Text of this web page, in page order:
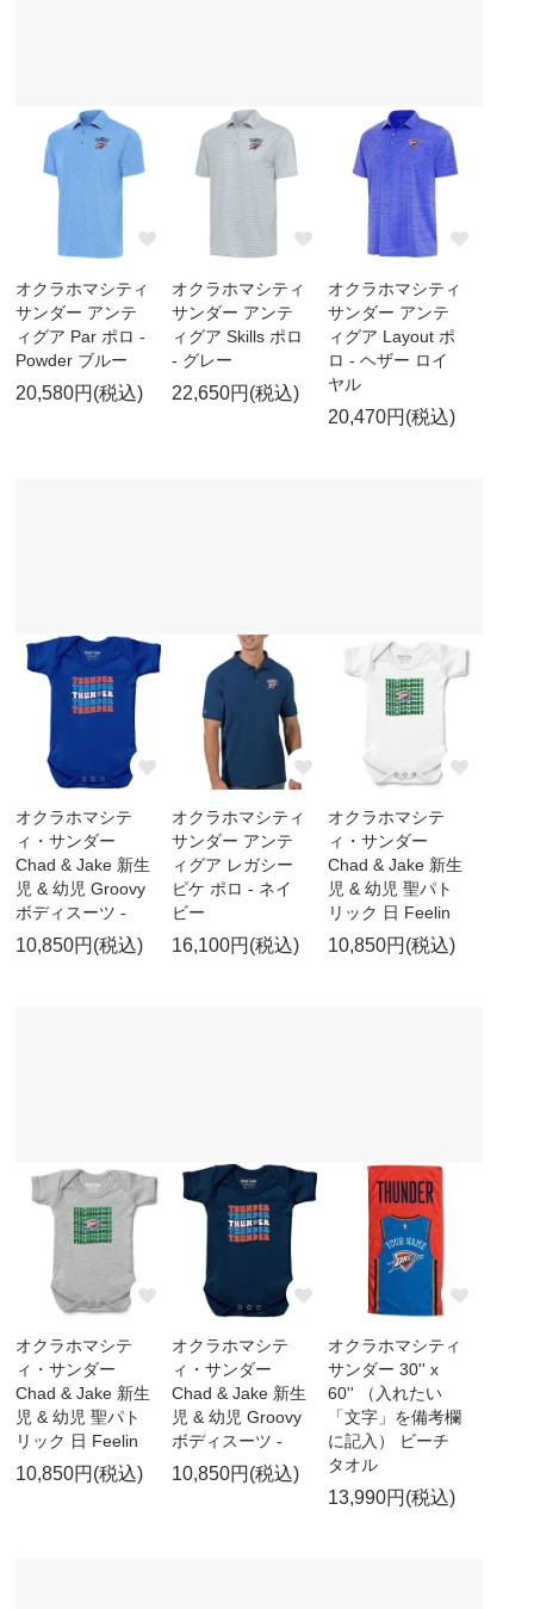
オクラホマシティ
サンダー アンテ
ィグア Par ポロ -
Powder ブルー
20,580円(税込)
オクラホマシティ
サンダー アンテ
ィグア Skills ポロ
- グレー
22,650円(税込)
オクラホマシティ
サンダー アンテ
ィグア Layout ポ
ロ - ヘザー ロイ
ヤル
20,470円(税込)
オクラホマシテ
ィ・サンダー
Chad & Jake 新生
児 & 幼児 Groovy
ボディスーツ -
10,850円(税込)
オクラホマシティ
サンダー アンテ
ィグア レガシー
ピケ ポロ - ネイ
ビー
16,100円(税込)
オクラホマシテ
ィ・サンダー
Chad & Jake 新生
児 & 幼児 聖パト
リック 日 Feelin
10,850円(税込)
オクラホマシテ
ィ・サンダー
Chad & Jake 新生
児 & 幼児 聖パト
リック 日 Feelin
10,850円(税込)
オクラホマシテ
ィ・サンダー
Chad & Jake 新生
児 & 幼児 Groovy
ボディスーツ -
10,850円(税込)
オクラホマシティ
サンダー 30'' x
60'' （入れたい
「文字」を備考欄
に記入） ビーチ
タオル
13,990円(税込)